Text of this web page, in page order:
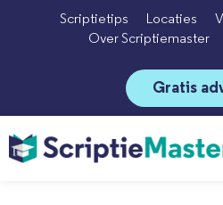
Scriptietips Locaties
Over Scriptiemaster
Gratis